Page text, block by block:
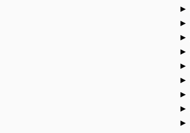
►
►
►
►
►
►
►
►
►